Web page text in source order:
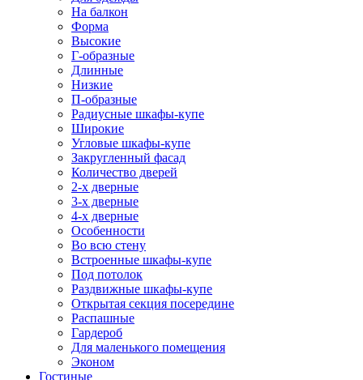
На балкон
Форма
Высокие
Г-образные
Длинные
Низкие
П-образные
Радиусные шкафы-купе
Широкие
Угловые шкафы-купе
Закругленный фасад
Количество дверей
2-х дверные
3-х дверные
4-х дверные
Особенности
Во всю стену
Встроенные шкафы-купе
Под потолок
Раздвижные шкафы-купе
Открытая секция посередине
Распашные
Гардероб
Для маленького помещения
Эконом
Гостиные